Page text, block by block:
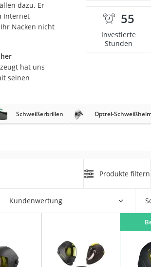
dazu. Er
Internet
Nacken nicht
hat uns
seinen
55
Investierte
Stunden
Schweißerbrillen Optrel-
Produkte filtern
Kundenwertung